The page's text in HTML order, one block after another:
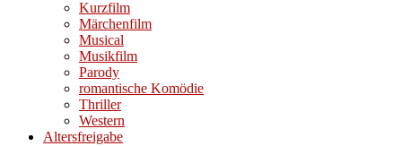
Kurzfilm
Märchenfilm
Musical
Musikfilm
Parody
romantische Komödie
Thriller
Western
Altersfreigabe